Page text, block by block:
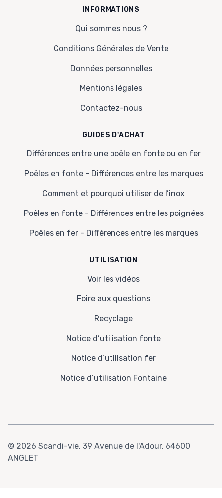
INFORMATIONS
Qui sommes nous ?
Conditions Générales de Vente
Données personnelles
Mentions légales
Contactez-nous
GUIDES D'ACHAT
Différences entre une poêle en fonte ou en fer
Poêles en fonte - Différences entre les marques
Comment et pourquoi utiliser de l’inox
Poêles en fonte - Différences entre les poignées
Poêles en fer - Différences entre les marques
UTILISATION
Voir les vidéos
Foire aux questions
Recyclage
Notice d’utilisation fonte
Notice d’utilisation fer
Notice d’utilisation Fontaine
© 2026 Scandi-vie, 39 Avenue de l'Adour, 64600
ANGLET